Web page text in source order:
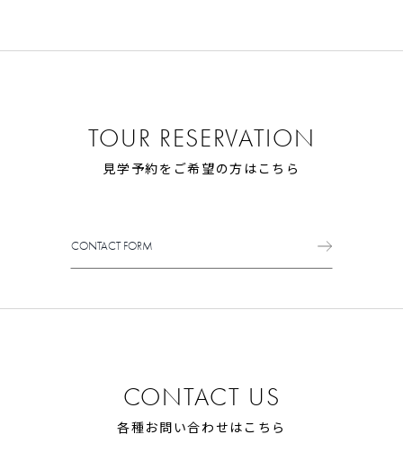
TOUR RESERVATION
見学予約をご希望の方はこちら
CONTACT FORM
CONTACT US
各種お問い合わせはこちら